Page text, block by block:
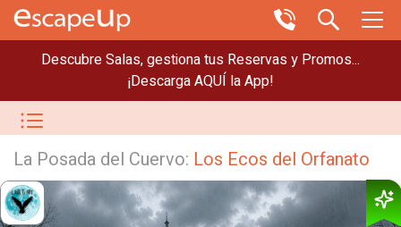
Descubre Salas, gestiona tus Reservas y Promos...
¡Descarga AQUÍ la App!
La Posada del Cuervo: Los Ecos del Orfanato